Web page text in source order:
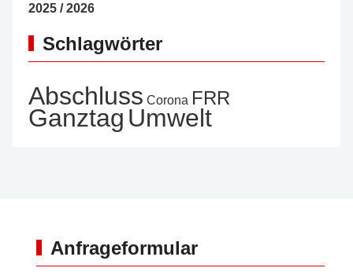
2025 / 2026
Schlagwörter
Abschluss Corona FRR
Ganztag Umwelt
Anfrageformular